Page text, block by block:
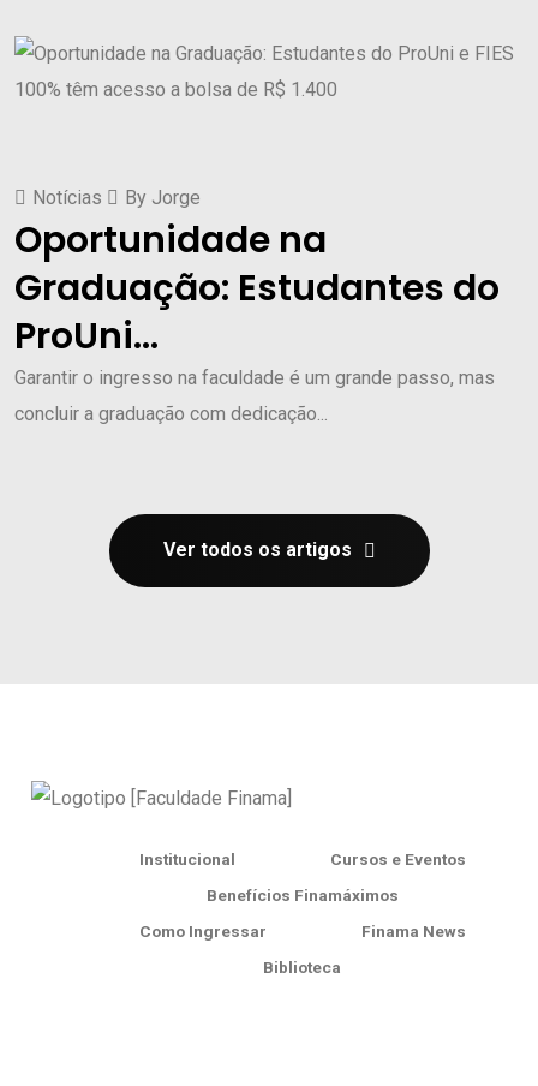
Notícias By Jorge
Oportunidade na
Graduação: Estudantes do
ProUni...
Garantir o ingresso na faculdade é um grande passo, mas
concluir a graduação com dedicação...
Ver todos os artigos
Institucional
Cursos e Eventos
Benefícios Finamáximos
Como Ingressar
Finama News
Biblioteca